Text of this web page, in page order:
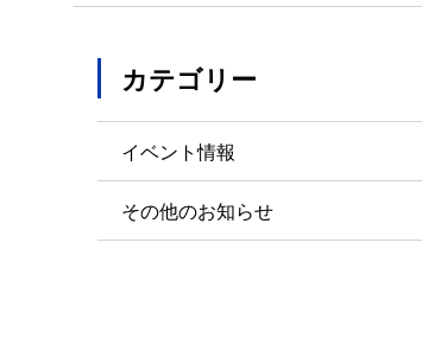
カテゴリー
イベント情報
その他のお知らせ